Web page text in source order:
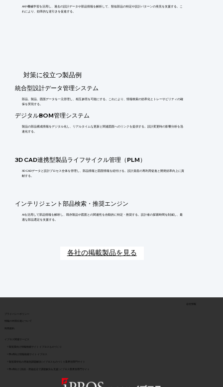
AIや機械学習を活用し、過去の設計データや部品情報を解析して、類似部品の特定や設計パターンの発見を支援する。こ
れにより、効率的な逆引きを促進する。
​対策に役立つ製品例
統合型設計データ管理システム
部品、製品、図面データを一元管理し、相互参照を可能にする。これにより、情報検索の効率化とトレーサビリティの確
保を実現する。
デジタルBOM管理システム
製品の部品構成情報をデジタル化し、リアルタイムな更新と関連図面へのリンクを提供する。設計変更時の影響分析を迅
速化する。
3D CAD連携型製品ライフサイクル管理（PLM）
3D CADデータと設計プロセス全体を管理し、部品情報と図面情報を紐付ける。設計資産の再利用促進と開発効率向上に貢
献する。
インテリジェント部品検索・推奨エンジン
AIを活用して部品情報を解析し、既存製品や図面との関連性を自動的に特定・推奨する。設計者の探索時間を削減し、最
適な部品選定を支援する。
各社の掲載製品を見る
​プライバシーポリシー
​情報の外部伝達について
利用規約
会社情報
イプロス関連サービス
> 製造業向け情報検索サイト イプロスものづくり
> BtoB向け | 目的・用途起点で課題解決を支援 | イプロス業界別専門サイト
> BtoB向け情報検索サイト イプロス
> 製造業特化の用途別課題解決 | イプロスものづくり業界別専門サイト